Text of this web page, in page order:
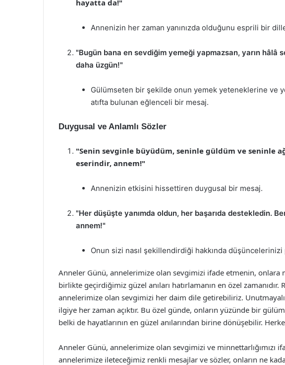
hayatta da!"
Annenizin her zaman yanınızda olduğunu esprili bir
"Bugün bana en sevdiğim yemeği yapmazsan, yarın hâlâ
daha üzgün!"
Gülümseten bir şekilde onun yemek yeteneklerine ve
atıfta bulunan eğlenceli bir mesaj.
Duygusal ve Anlamlı Sözler
"Senin sevginle büyüdüm, seninle güldüm ve seninle
eserindir, annem!"
Annenizin etkisini hissettiren duygusal bir mesaj.
"Her düşüşte yanımda oldun, her başarıda destekledin.
annem!"
Onun sizi nasıl şekillendirdiği hakkında
Anneler Günü, annelerimize olan sevgimizi ifade etmenin, onlara
birlikte geçirdiğimiz güzel anıları hatırlamanın en özel
annelerimize olan sevgimizi her daim dile getirebiliriz.
ilgiye her zaman açıktır. Bu özel günde, onların yüzünde bir
belki de hayatlarının en güzel anılarından birine dönüşebilir.
Anneler Günü, annelerimize olan sevgimizi ve minnettarlığımızı
annelerimize ileteceğimiz renkli mesajlar ve sözler, onların ne